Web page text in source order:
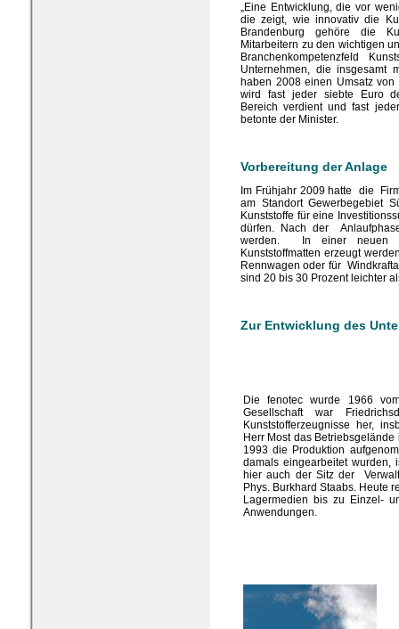
„Eine Entwicklung, die vor
die zeigt, wie innovativ die
Brandenburg gehöre die
Mitarbeitern zu den wichtigen
Branchenkompetenzfeld
Unternehmen, die insgesamt
haben 2008 einen Umsatz
wird fast jeder siebte Euro
Bereich verdient und fast
betonte der Minister.
Vorbereitung der Anlage
Im Frühjahr 2009 hatte die
am Standort Gewerbegebiet
Kunststoffe für eine
dürfen. Nach der
werden. In einer neuen
Kunststoffmatten erzeugt
Rennwagen oder für
sind 20 bis 30 Prozent leichter
Zur Entwicklung des
Die fenotec wurde 1966
Gesellschaft war
Kunststofferzeugnisse her,
Herr Most das
1993 die Produktion
damals eingearbeitet wurden,
hier auch der Sitz der
Phys. Burkhard Staabs. Heute
Lagermedien bis zu Einzel-
Anwendungen.